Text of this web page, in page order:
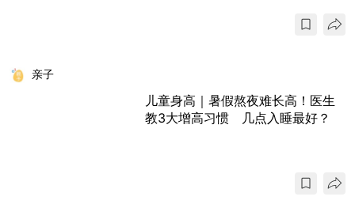
亲子
儿童身高｜暑假熬夜难长高！医生
教3大增高习惯 几点入睡最好？